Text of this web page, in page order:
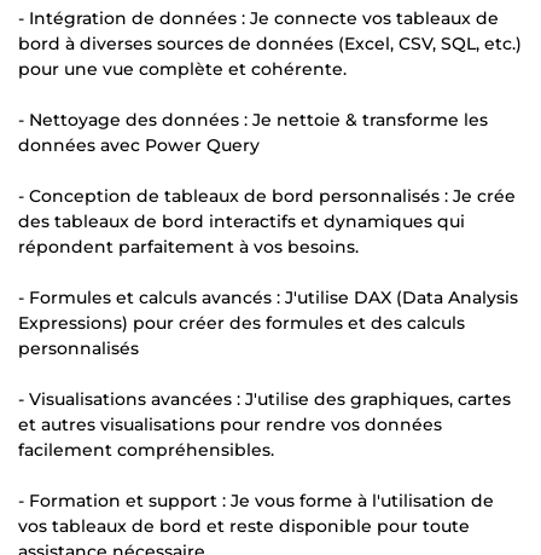
- Intégration de données : Je connecte vos tableaux de
bord à diverses sources de données (Excel, CSV, SQL, etc.)
pour une vue complète et cohérente.
- Nettoyage des données : Je nettoie & transforme les
données avec Power Query
- Conception de tableaux de bord personnalisés : Je crée
des tableaux de bord interactifs et dynamiques qui
répondent parfaitement à vos besoins.
- Formules et calculs avancés : J'utilise DAX (Data Analysis
Expressions) pour créer des formules et des calculs
personnalisés
- Visualisations avancées : J'utilise des graphiques, cartes
et autres visualisations pour rendre vos données
facilement compréhensibles.
- Formation et support : Je vous forme à l'utilisation de
vos tableaux de bord et reste disponible pour toute